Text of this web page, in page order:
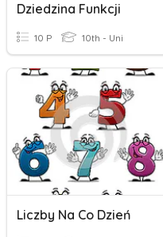
Dziedzina Funkcji
10 P 10th - Uni
Liczby Na Co Dzień